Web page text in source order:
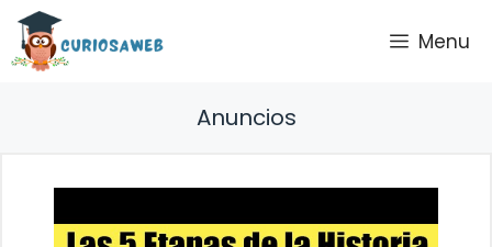
Saltar
contenido
Menu
Anuncios